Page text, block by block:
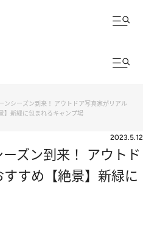
ンシーズン到来！ アウトドア写真家がリアル
】新緑に包まれるキャンプ場
2023.5.12
ズン到来！ アウトド
すめ【絶景】新緑に